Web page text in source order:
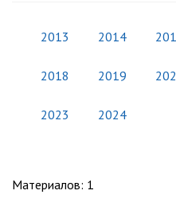
2013 2014
2018 2019
2023 2024
Материалов: 1